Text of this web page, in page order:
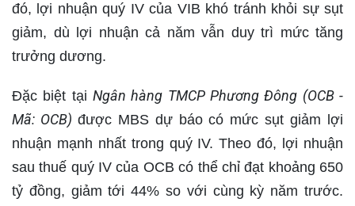
đó, lợi nhuận quý IV của VIB khó tránh khỏi sự sụt
giảm, dù lợi nhuận cả năm vẫn duy trì mức tăng
trưởng dương.
Đặc biệt tại Ngân hàng TMCP Phương Đông (OCB -
Mã: OCB) được MBS dự báo có mức sụt giảm lợi
nhuận mạnh nhất trong quý IV. Theo đó, lợi nhuận
sau thuế quý IV của OCB có thể chỉ đạt khoảng 650
tỷ đồng, giảm tới 44% so với cùng kỳ năm trước.